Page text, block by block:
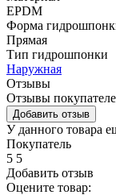
EPDM
Форма
Прямая
Тип гидрошпонки
Наружная
Отзывы
Отзывы
Добавить отзыв
У данного товара
Покупатель
5 5
Добавить отзыв
Оцените товар: